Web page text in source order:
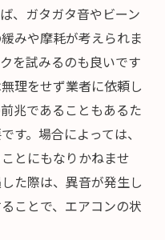
、ガタガタ音やビーン
みや摩耗が考えられま
を試みるのも良いです
理をせず業者に依頼し
兆であることもあるた
す。場合によっては、
とにもなりかねませ
た際は、異音が発生し
ことで、エアコンの状